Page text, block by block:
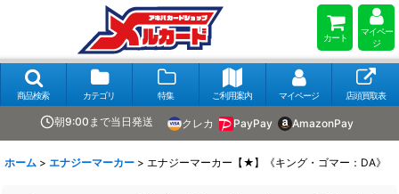
カート
マイペー
ジ
商品検索 カテゴリ 特集 ご利用案内 マイページ 店頭買取表
朝9:00まで当日発送 クレカ PayPay AmazonPay
ホーム > エナジーマーカー > エナジーマーカー【★】《キング・ゴマー：DA》